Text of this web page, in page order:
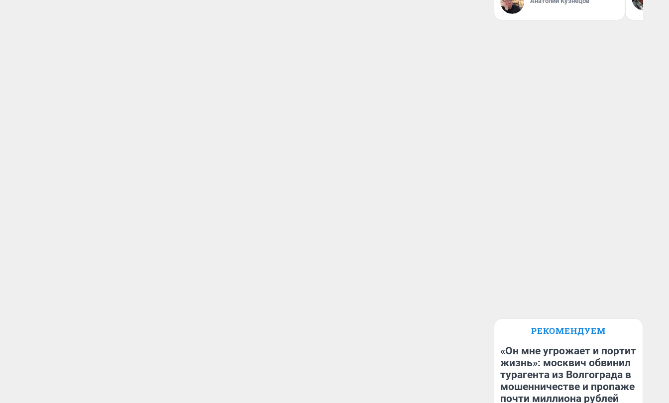
РЕКОМЕНДУЕМ
«Он мне угрожает и портит
жизнь»: москвич обвинил
турагента из Волгограда в
мошенничестве и пропаже
почти миллиона рублей